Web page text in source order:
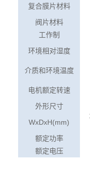
复合膜片材料
阀片材料
工作制
环境相对湿度
介质和环境温度
电机额定转速
外形尺寸
WxDxH(mm)
额定功率
额定电压